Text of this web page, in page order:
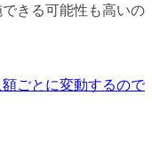
きる可能性も高いの
ごとに変動するので